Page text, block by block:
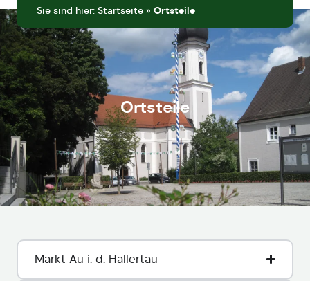
Sie sind hier: Startseite » Ortsteile
Ortsteile
Markt Au i. d. Hallertau